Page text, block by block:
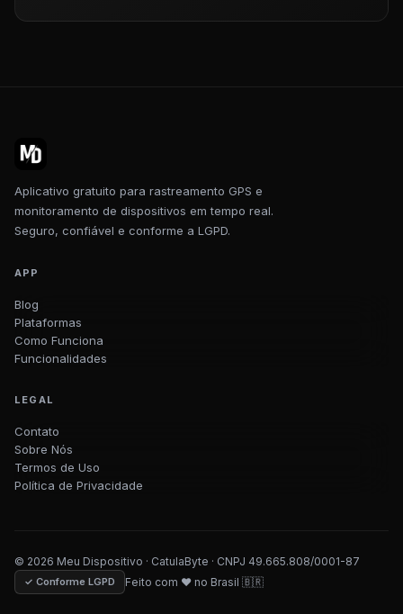
Aplicativo gratuito para rastreamento GPS e
monitoramento de dispositivos em tempo real.
Seguro, confiável e conforme a LGPD.
APP
Blog
Plataformas
Como Funciona
Funcionalidades
LEGAL
Contato
Sobre Nós
Termos de Uso
Política de Privacidade
© 2026 Meu Dispositivo · CatulaByte · CNPJ 49.665.808/0001-87
✓ Conforme LGPD Feito com ♥ no Brasil 🇧🇷